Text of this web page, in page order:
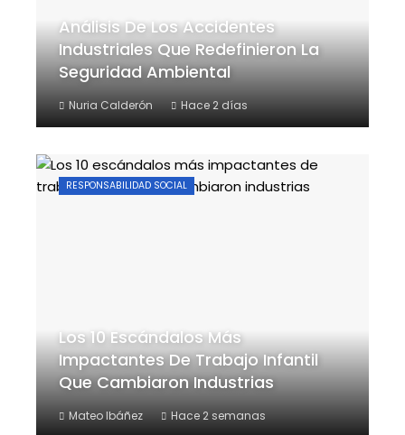
Análisis De Los Accidentes
Industriales Que Redefinieron La
Seguridad Ambiental
Nuria Calderón Hace 2 días
RESPONSABILIDAD SOCIAL
Los 10 Escándalos Más
Impactantes De Trabajo Infantil
Que Cambiaron Industrias
Mateo Ibáñez Hace 2 semanas